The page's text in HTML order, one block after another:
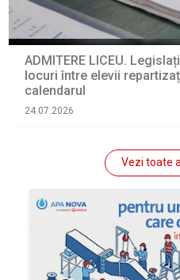
ADMITERE LICEU.
locuri între elevii
calendarul
24.07.2026
Vezi toate